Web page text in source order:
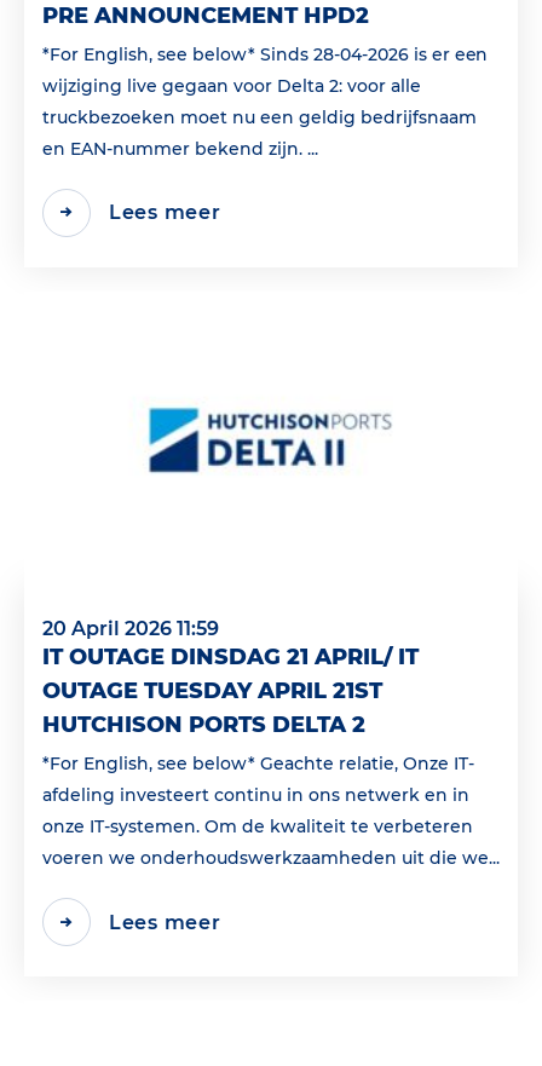
PRE ANNOUNCEMENT HPD2
*For English, see below* Sinds 28-04-2026 is er een
wijziging live gegaan voor Delta 2: voor alle
truckbezoeken moet nu een geldig bedrijfsnaam
en EAN‑nummer bekend zijn. ...
Lees meer
20 April 2026 11:59
IT OUTAGE DINSDAG 21 APRIL/ IT
OUTAGE TUESDAY APRIL 21ST
HUTCHISON PORTS DELTA 2
*For English, see below* Geachte relatie, Onze IT-
afdeling investeert continu in ons netwerk en in
onze IT-systemen. Om de kwaliteit te verbeteren
voeren we onderhoudswerkzaamheden uit die we...
Lees meer